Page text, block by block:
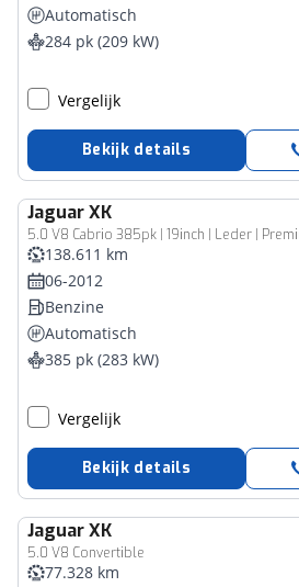
Automatisch
284 pk (209 kW)
Vergelijk
Bekijk details
JaguarXK
5.0 V8 Cabrio 385pk | 19inch | Leder |
138.611 km
06-2012
Benzine
Automatisch
385 pk (283 kW)
Vergelijk
Bekijk details
JaguarXK
5.0 V8 Convertible
77.328 km